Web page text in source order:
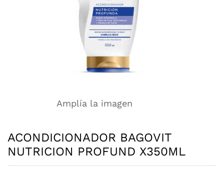
Amplía la imagen
ACONDICIONADOR BAGOVIT
NUTRICION PROFUND X350ML